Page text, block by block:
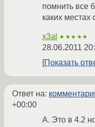
помнить все
каких местах
x3al ★★★★★
28.06.2011
Показать
Ответ на:
+00:00
А. Это в 4.2